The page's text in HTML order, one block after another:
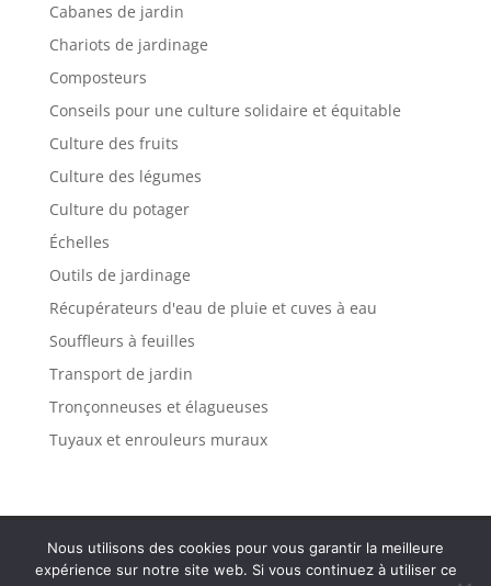
Cabanes de jardin
Chariots de jardinage
Composteurs
Conseils pour une culture solidaire et équitable
Culture des fruits
Culture des légumes
Culture du potager
Échelles
Outils de jardinage
Récupérateurs d'eau de pluie et cuves à eau
Souffleurs à feuilles
Transport de jardin
Tronçonneuses et élagueuses
Tuyaux et enrouleurs muraux
Politique de confidentialité
Mentions légales
Plan de site
Contact
Nous utilisons des cookies pour vous garantir la meilleure
expérience sur notre site web. Si vous continuez à utiliser ce